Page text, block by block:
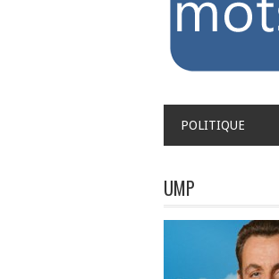
POLITIQUE
UMP